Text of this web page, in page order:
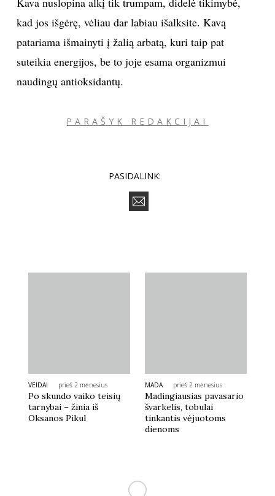
kad jos išgėrę, vėliau dar labiau išalksite. Kavą
patariama išmainyti į žalią arbatą, kuri taip pat
suteikia energijos, be to joje esama organizmui
naudingų antioksidantų.
PARAŠYK REDAKCIJAI
PASIDALINK:
VEIDAI prieš 2 mėnesius
Po skundo vaiko teisių
tarnybai – žinia iš
Oksanos Pikul
MADA prieš 2 mėnesius
Madingiausias pavasario
švarkelis, tobulai
tinkantis vėjuotoms
dienoms